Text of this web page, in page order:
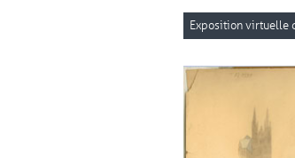
Exposition virtuelle